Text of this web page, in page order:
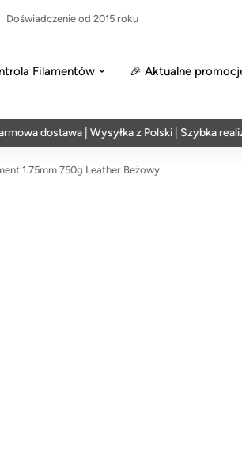
Doświadczenie od 2015 roku
Filamentów 🎉 Aktualne
dostawa | Wysyłka z Polski | Szybka
1.75mm 750g Leather Beżowy